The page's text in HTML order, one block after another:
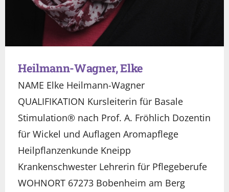
Heilmann-Wagner, Elke
NAME Elke Heilmann-Wagner
QUALIFIKATION Kursleiterin für Basale
Stimulation® nach Prof. A. Fröhlich Dozentin
für Wickel und Auflagen Aromapflege
Heilpflanzenkunde Kneipp
Krankenschwester Lehrerin für Pflegeberufe
WOHNORT 67273 Bobenheim am Berg